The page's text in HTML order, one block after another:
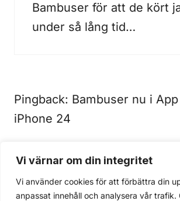
Vi värnar om din integritet
Vi använder cookies för att förbättra din
anpassat innehåll och analysera vår trafik.
Bambuser för att de kört
under så lång tid…
Pingback: Bambuser nu i App
iPhone 24